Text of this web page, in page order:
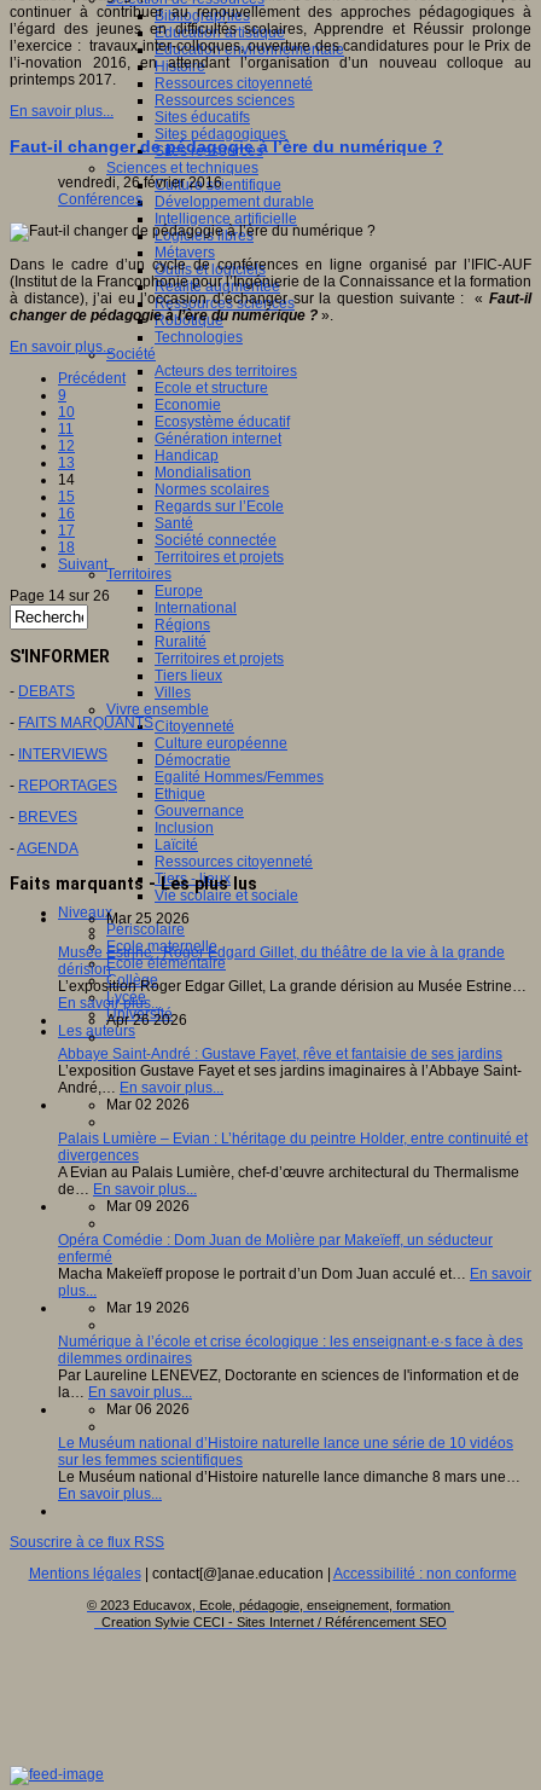
Bibliographies
Education artistique
Education environnementale
Histoire
Ressources citoyenneté
Ressources sciences
Sites éducatifs
Sites pédagogiques
Sites ressources
Sciences et techniques
Culture scientifique
Développement durable
Intelligence artificielle
Logiciels libres
Métavers
Outils et logiciels
Réalité augmentée
Ressources sciences
Robotique
Technologies
Société
Acteurs des territoires
Ecole et structure
Economie
Ecosystème éducatif
Génération internet
Handicap
Mondialisation
Normes scolaires
Regards sur l’Ecole
Santé
Société connectée
Territoires et projets
Territoires
Europe
International
Régions
Ruralité
Territoires et projets
Tiers lieux
Villes
Vivre ensemble
Citoyenneté
Culture européenne
Démocratie
Egalité Hommes/Femmes
Ethique
Gouvernance
Inclusion
Laïcité
Ressources citoyenneté
Tiers - lieux
Vie scolaire et sociale
Niveaux
Périscolaire
Ecole maternelle
Ecole élémentaire
Collège
Lycée
Université
Les auteurs
continuer à contribuer au renouvellement des approches pédagogiques à
l’égard des jeunes en difficultés scolaires, Apprendre et Réussir prolonge
l’exercice : travaux inter-colloques, ouverture des candidatures pour le Prix de
l’i-novation 2016, en attendant l’organisation d’un nouveau colloque au
printemps 2017.
En savoir plus...
Faut-il changer de pédagogie à l’ère du numérique ?
vendredi, 26 février 2016
Conférences
Dans le cadre d’un cycle de conférences en ligne organisé par l’IFIC-AUF
(Institut de la Francophonie pour l’Ingénierie de la Connaissance et la formation
à distance), j’ai eu l’occasion d’échanger sur la question suivante : « Faut-il
changer de pédagogie à l’ère du numérique ? ».
En savoir plus...
Précédent
9
10
11
12
13
14
15
16
17
18
Suivant
Page 14 sur 26
S'INFORMER
- DEBATS
- FAITS MARQUANTS
- INTERVIEWS
- REPORTAGES
- BREVES
-AGENDA
Faits marquants - Les plus lus
Mar 25 2026
Musée Estrine : Roger Edgard Gillet, du théâtre de la vie à la grande
dérision
L’exposition Roger Edgar Gillet, La grande dérision au Musée Estrine…
En savoir plus...
Apr 26 2026
Abbaye Saint-André : Gustave Fayet, rêve et fantaisie de ses jardins
L’exposition Gustave Fayet et ses jardins imaginaires à l’Abbaye Saint-
André,… En savoir plus...
Mar 02 2026
Palais Lumière – Evian : L’héritage du peintre Holder, entre continuité et
divergences
A Evian au Palais Lumière, chef-d’œuvre architectural du Thermalisme
de… En savoir plus...
Mar 09 2026
Opéra Comédie : Dom Juan de Molière par Makeïeff, un séducteur
enfermé
Macha Makeïeff propose le portrait d’un Dom Juan acculé et… En savoir
plus...
Mar 19 2026
Numérique à l’école et crise écologique : les enseignant·e·s face à des
dilemmes ordinaires
Par Laureline LENEVEZ, Doctorante en sciences de l'information et de
la… En savoir plus...
Mar 06 2026
Le Muséum national d’Histoire naturelle lance une série de 10 vidéos
sur les femmes scientifiques
Le Muséum national d’Histoire naturelle lance dimanche 8 mars une…
En savoir plus...
Souscrire à ce flux RSS
Mentions légales| contact[@]anae.education | Accessibilité : non conforme
© 2023 Educavox, Ecole, pédagogie, enseignement, formation
Creation Sylvie CECI - Sites Internet / Référencement SEO